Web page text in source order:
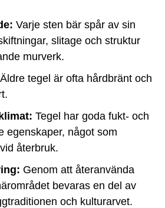
Varje sten bär spår av sin
slitage och struktur
murverk.
Äldre tegel är ofta hårdbränt och
Tegel har goda fukt- och
egenskaper, något som
återbruk.
Genom att återanvända
bevaras en del av
och kulturarvet.